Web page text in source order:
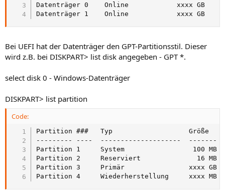
Datenträger 0    Online            xxxx
Datenträger 1    Online            xxxx
Bei UEFI hat der Datenträger den GPT-Partitionsstil. Dieser
wird z.B. bei DISKPART> list disk angegeben - GPT *.
select disk 0 - Windows-Datenträger
DISKPART> list partition
Code:
Partition ###   Typ                   Größe
--------- ----  --------------------  -------
Partition 1     System                 100 MB
Partition 2     Reserviert              16 MB
Partition 3     Primär                xxxx GB
Partition 4     Wiederherstellung     xxxx MB